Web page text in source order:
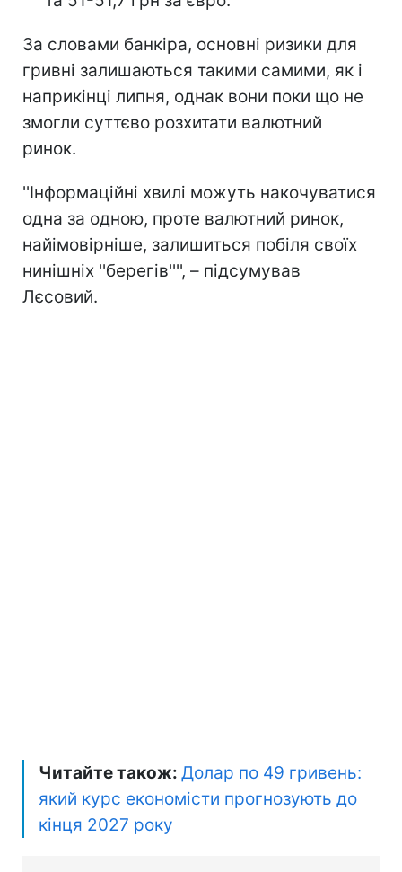
За словами банкіра, основні ризики для
гривні залишаються такими самими, як і
наприкінці липня, однак вони поки що не
змогли суттєво розхитати валютний
ринок.
''Інформаційні хвилі можуть накочуватися
одна за одною, проте валютний ринок,
найімовірніше, залишиться побіля своїх
нинішніх ''берегів'''', – підсумував
Лєсовий.
Читайте також: Долар по 49 гривень:
який курс економісти прогнозують до
кінця 2027 року